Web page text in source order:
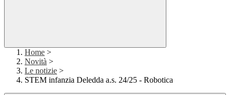
Home >
Novità >
Le notizie >
STEM infanzia Deledda a.s. 24/25 - Robotica